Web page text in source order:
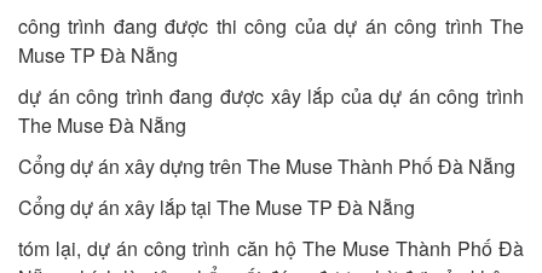
công trình đang được thi công của dự án công trình The
Muse TP Đà Nẵng
dự án công trình đang được xây lắp của dự án công trình
The Muse Đà Nẵng
Cổng dự án xây dựng trên The Muse Thành Phố Đà Nẵng
Cổng dự án xây lắp tại The Muse TP Đà Nẵng
tóm lại, dự án công trình căn hộ The Muse Thành Phố Đà